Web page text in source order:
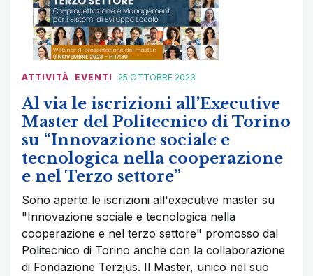
ATTIVITÀ EVENTI 25 OTTOBRE 2023
Al via le iscrizioni all’Executive
Master del Politecnico di Torino
su “Innovazione sociale e
tecnologica nella cooperazione
e nel Terzo settore”
Sono aperte le iscrizioni all'executive master su
"Innovazione sociale e tecnologica nella
cooperazione e nel terzo settore" promosso dal
Politecnico di Torino anche con la collaborazione
di Fondazione Terzjus. Il Master, unico nel suo